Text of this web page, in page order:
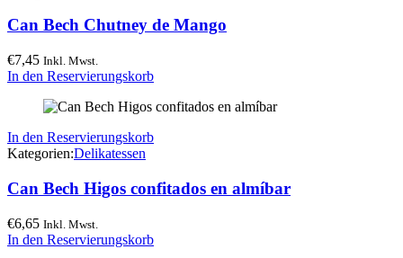
Can Bech Chutney de Mango
€7,45 Inkl. Mwst.
In den Reservierungskorb
In den Reservierungskorb
Kategorien:Delikatessen
Can Bech Higos confitados en almíbar
€6,65 Inkl. Mwst.
In den Reservierungskorb